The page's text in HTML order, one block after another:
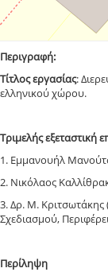
Περιγραφή:
Τίτλος εργασίας:
ελληνικού χώρου.
Tριμελής εξεταστική
1. Εμμανουήλ
2. Νικόλαος
3. Δρ. Μ. Κριτσωτάκης
Σχεδιασμού,
Περίληψη